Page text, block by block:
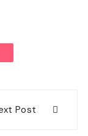
Post